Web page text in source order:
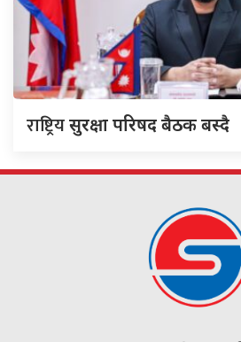
राष्ट्रियसुरक्षा परिषद बैठक बस्दै